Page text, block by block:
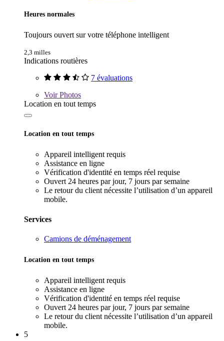
Heures normales
Toujours ouvert sur votre téléphone intelligent
2,3 milles
Indications routières
7 évaluations
VoirPhotos
Location en tout temps
Location en tout temps
Appareil intelligent requis
Assistance en ligne
Vérification d'identité en temps réel requise
Ouvert 24 heures par jour, 7 jours par semaine
Le retour du client nécessite l’utilisation d’un appareil
mobile.
Services
Camions de déménagement
Location en tout temps
Appareil intelligent requis
Assistance en ligne
Vérification d'identité en temps réel requise
Ouvert 24 heures par jour, 7 jours par semaine
Le retour du client nécessite l’utilisation d’un appareil
mobile.
5